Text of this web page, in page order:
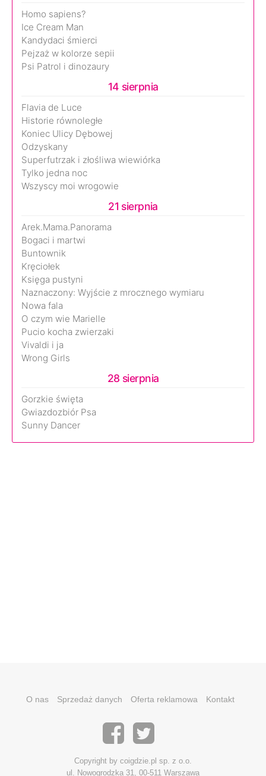
Homo sapiens?
Ice Cream Man
Kandydaci śmierci
Pejzaż w kolorze sepii
Psi Patrol i dinozaury
14 sierpnia
Flavia de Luce
Historie równoległe
Koniec Ulicy Dębowej
Odzyskany
Superfutrzak i złośliwa wiewiórka
Tylko jedna noc
Wszyscy moi wrogowie
21 sierpnia
Arek.Mama.Panorama
Bogaci i martwi
Buntownik
Kręciołek
Księga pustyni
Naznaczony: Wyjście z mrocznego wymiaru
Nowa fala
O czym wie Marielle
Pucio kocha zwierzaki
Vivaldi i ja
Wrong Girls
28 sierpnia
Gorzkie święta
Gwiazdozbiór Psa
Sunny Dancer
O nas Sprzedaż danych Oferta reklamowa Kontakt
Copyright by coigdzie.pl sp. z o.o.
ul. Nowogrodzka 31, 00-511 Warszawa